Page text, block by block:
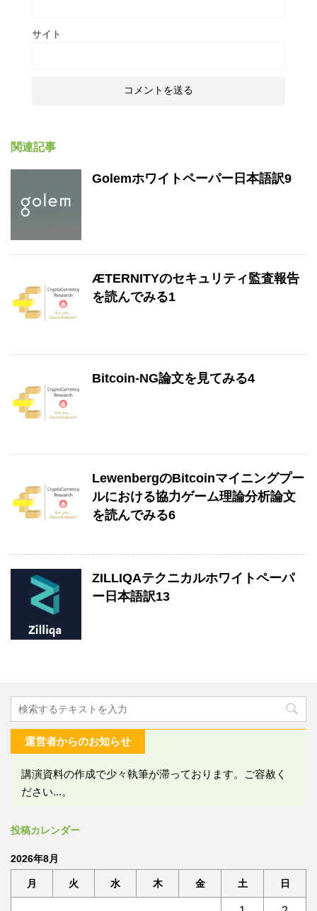
サイト
関連記事
Golemホワイトペーパー日本語訳9
ÆTERNITYのセキュリティ監査報告
を読んでみる1
Bitcoin-NG論文を見てみる4
LewenbergのBitcoinマイニングプー
ルにおける協力ゲーム理論分析論文
を読んでみる6
ZILLIQAテクニカルホワイトペーパ
ー日本語訳13
運営者からのお知らせ
講演資料の作成で少々執筆が滞っております。ご容赦く
ださい...。
投稿カレンダー
2026年8月
月 火 水 木 金 土 日